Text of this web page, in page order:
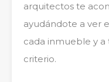
arquitectos te
ayudándote a ver
cada inmueble y a
criterio.